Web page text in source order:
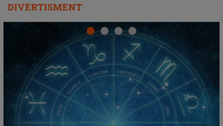
DIVERTISMENT